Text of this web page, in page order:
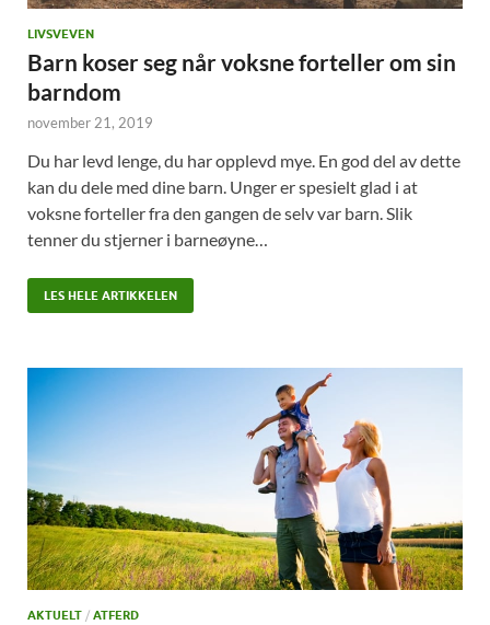
LIVSVEVEN
Barn koser seg når voksne forteller om sin
barndom
november 21, 2019
Du har levd lenge, du har opplevd mye. En god del av dette
kan du dele med dine barn. Unger er spesielt glad i at
voksne forteller fra den gangen de selv var barn. Slik
tenner du stjerner i barneøyne…
LES HELE ARTIKKELEN
AKTUELT / ATFERD